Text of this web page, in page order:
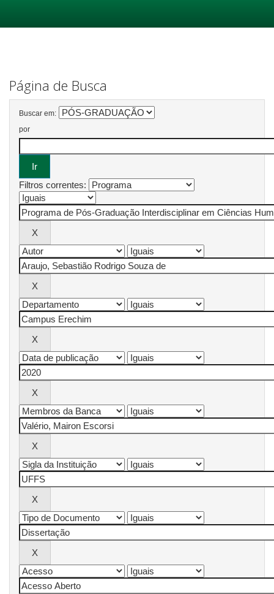
Página de Busca
Buscar em:
por
Filtros correntes: